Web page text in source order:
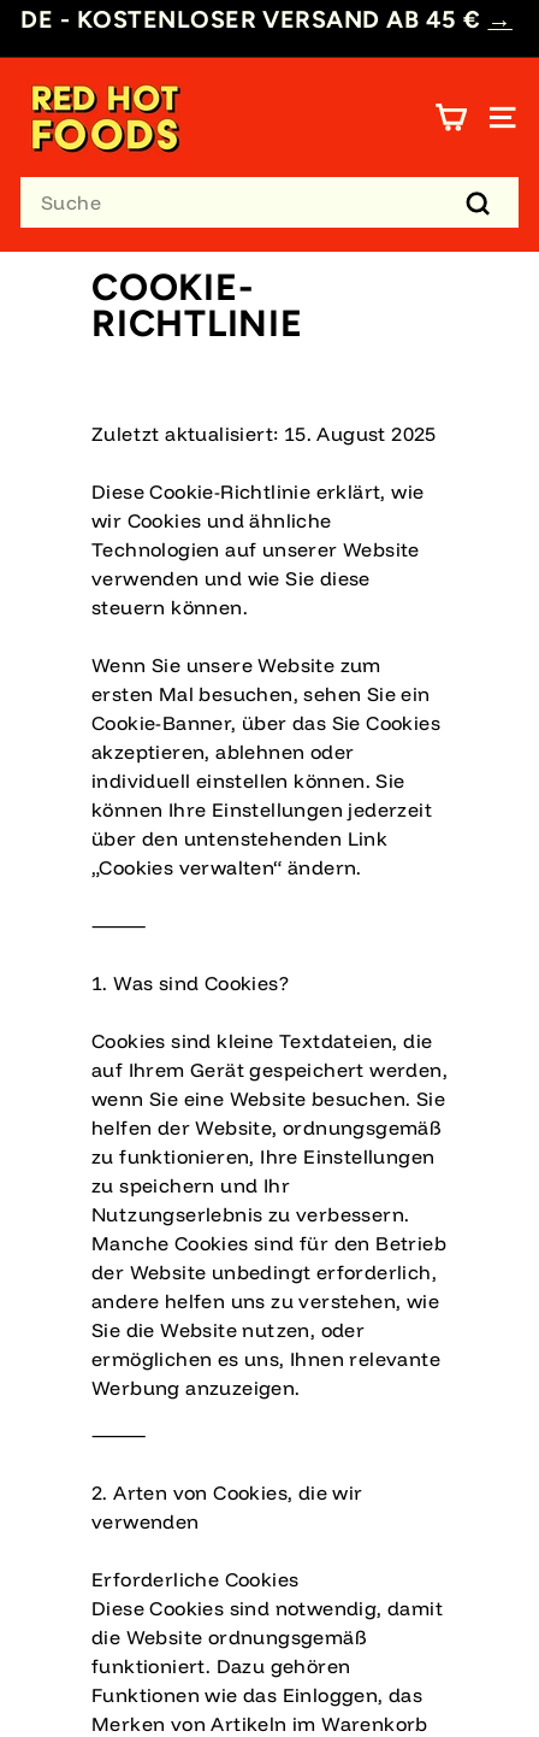
Direkt
DE - KOSTENLOSER VERSAND AB 45 € →
R
E
D
H
O
T
F
Search
Suche
COOKIE-
RICHTLINIE
Zuletzt aktualisiert: 15. August 2025
Diese Cookie-Richtlinie erklärt, wie
wir Cookies und ähnliche
Technologien auf unserer Website
verwenden und wie Sie diese
steuern können.
Wenn Sie unsere Website zum
ersten Mal besuchen, sehen Sie ein
Cookie-Banner, über das Sie Cookies
akzeptieren, ablehnen oder
individuell einstellen können. Sie
können Ihre Einstellungen jederzeit
über den untenstehenden Link
„Cookies verwalten“ ändern.
⸻
1. Was sind Cookies?
Cookies sind kleine Textdateien, die
auf Ihrem Gerät gespeichert werden,
wenn Sie eine Website besuchen. Sie
helfen der Website, ordnungsgemäß
zu funktionieren, Ihre Einstellungen
zu speichern und Ihr
Nutzungserlebnis zu verbessern.
Manche Cookies sind für den Betrieb
der Website unbedingt erforderlich,
andere helfen uns zu verstehen, wie
Sie die Website nutzen, oder
ermöglichen es uns, Ihnen relevante
Werbung anzuzeigen.
⸻
2. Arten von Cookies, die wir
verwenden
Erforderliche Cookies
Diese Cookies sind notwendig, damit
die Website ordnungsgemäß
funktioniert. Dazu gehören
Funktionen wie das Einloggen, das
Merken von Artikeln im Warenkorb